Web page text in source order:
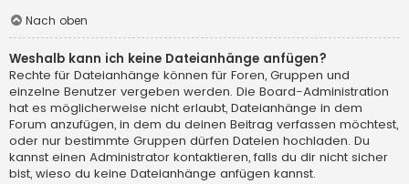
Nach oben
Weshalb kann ich keine Dateianhänge anfügen?
Rechte für Dateianhänge können für Foren, Gruppen und
einzelne Benutzer vergeben werden. Die Board-Administration
hat es möglicherweise nicht erlaubt, Dateianhänge in dem
Forum anzufügen, in dem du deinen Beitrag verfassen möchtest,
oder nur bestimmte Gruppen dürfen Dateien hochladen. Du
kannst einen Administrator kontaktieren, falls du dir nicht sicher
bist, wieso du keine Dateianhänge anfügen kannst.